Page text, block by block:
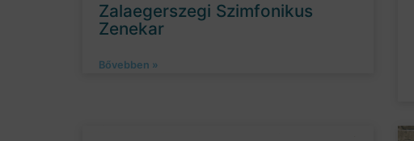
Zalaegerszegi Szimfonikus
Zenekar
Bővebben »